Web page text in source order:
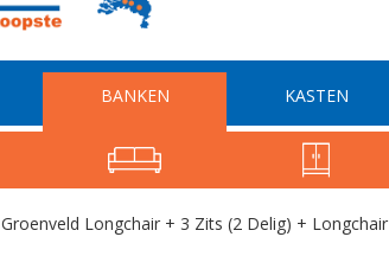
BANKEN KASTEN
Groenveld Longchair + 3 Zits (2 Delig) + Longchair